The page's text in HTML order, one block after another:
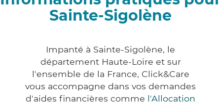
Sainte-Sigolène
Impanté à Sainte-Sigolène, le
département Haute-Loire et sur
l'ensemble de la France, Click&Care
vous accompagne dans vos demandes
d'aides financières comme l'Allocation